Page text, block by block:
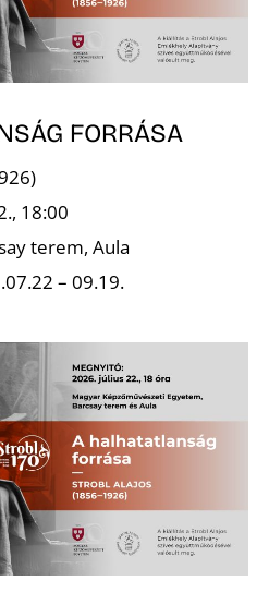
FORRÁSA
18:00
terem, Aula
– 09.19.